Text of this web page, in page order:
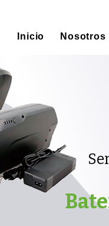
Inicio Nosotros